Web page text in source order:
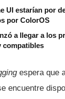
UI estarían por
por ColorOS
a llegar a los
compatibles
espera que
encuentre